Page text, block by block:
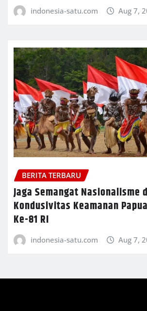
indonesia-satu.com Aug 7,
BERITA TERBARU
Jaga Semangat Nasionalisme
Kondusivitas Keamanan
Ke-81 RI
indonesia-satu.com Aug 7,